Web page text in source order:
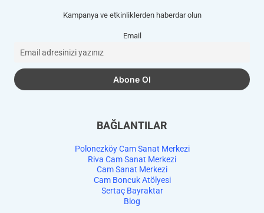
Kampanya ve etkinliklerden haberdar olun
Email
BAĞLANTILAR
Polonezköy Cam Sanat Merkezi
Riva Cam Sanat Merkezi
Cam Sanat Merkezi
Cam Boncuk Atölyesi
Sertaç Bayraktar
Blog